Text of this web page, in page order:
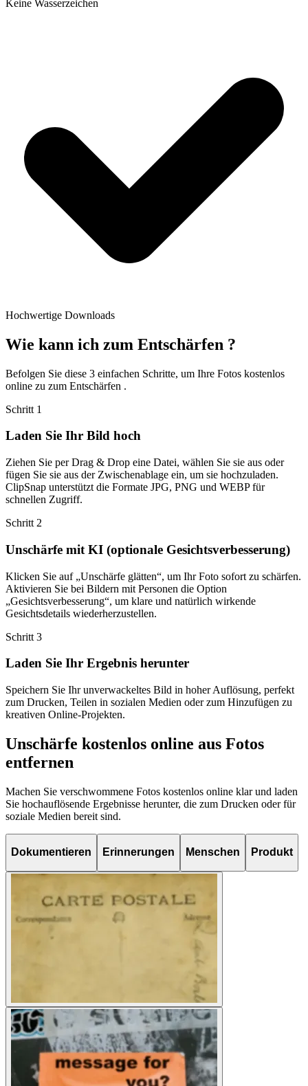
Keine Wasserzeichen
Hochwertige Downloads
Wie kann ich zum Entschärfen ?
Befolgen Sie diese 3 einfachen Schritte, um Ihre Fotos kostenlos
online zu zum Entschärfen .
Schritt 1
Laden Sie Ihr Bild hoch
Ziehen Sie per Drag & Drop eine Datei, wählen Sie sie aus oder
fügen Sie sie aus der Zwischenablage ein, um sie hochzuladen.
ClipSnap unterstützt die Formate JPG, PNG und WEBP für
schnellen Zugriff.
Schritt 2
Unschärfe mit KI (optionale Gesichtsverbesserung)
Klicken Sie auf „Unschärfe glätten“, um Ihr Foto sofort zu schärfen.
Aktivieren Sie bei Bildern mit Personen die Option
„Gesichtsverbesserung“, um klare und natürlich wirkende
Gesichtsdetails wiederherzustellen.
Schritt 3
Laden Sie Ihr Ergebnis herunter
Speichern Sie Ihr unverwackeltes Bild in hoher Auflösung, perfekt
zum Drucken, Teilen in sozialen Medien oder zum Hinzufügen zu
kreativen Online-Projekten.
Unschärfe kostenlos online aus Fotos
entfernen
Machen Sie verschwommene Fotos kostenlos online klar und laden
Sie hochauflösende Ergebnisse herunter, die zum Drucken oder für
soziale Medien bereit sind.
Dokumentieren Erinnerungen Menschen Produkt